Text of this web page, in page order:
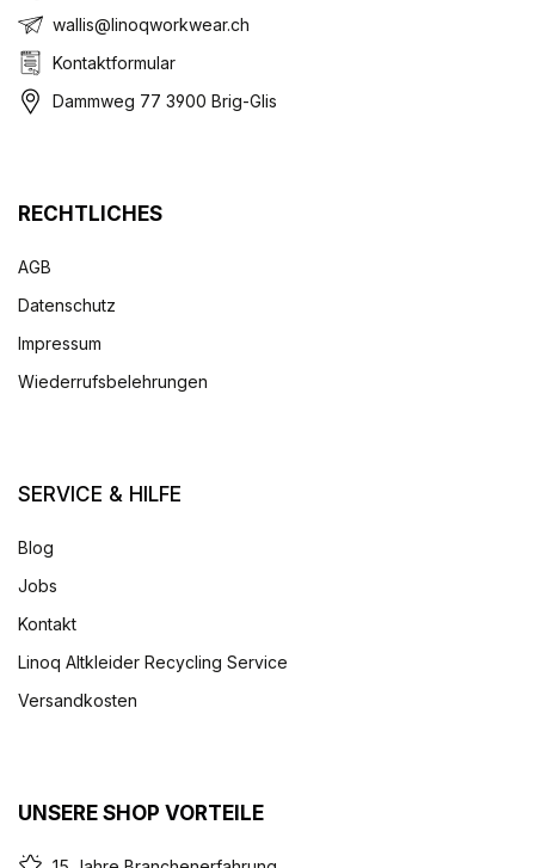
wallis@linoqworkwear.ch
Kontaktformular
Dammweg 77 3900 Brig-Glis
RECHTLICHES
AGB
Datenschutz
Impressum
Wiederrufsbelehrungen
SERVICE & HILFE
Blog
Jobs
Kontakt
Linoq Altkleider Recycling Service
Versandkosten
UNSERE SHOP VORTEILE